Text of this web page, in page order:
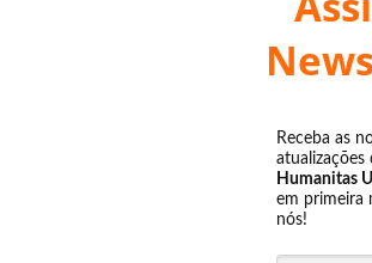
Receba as
atualizações
Humanitas
em primeira
nós!